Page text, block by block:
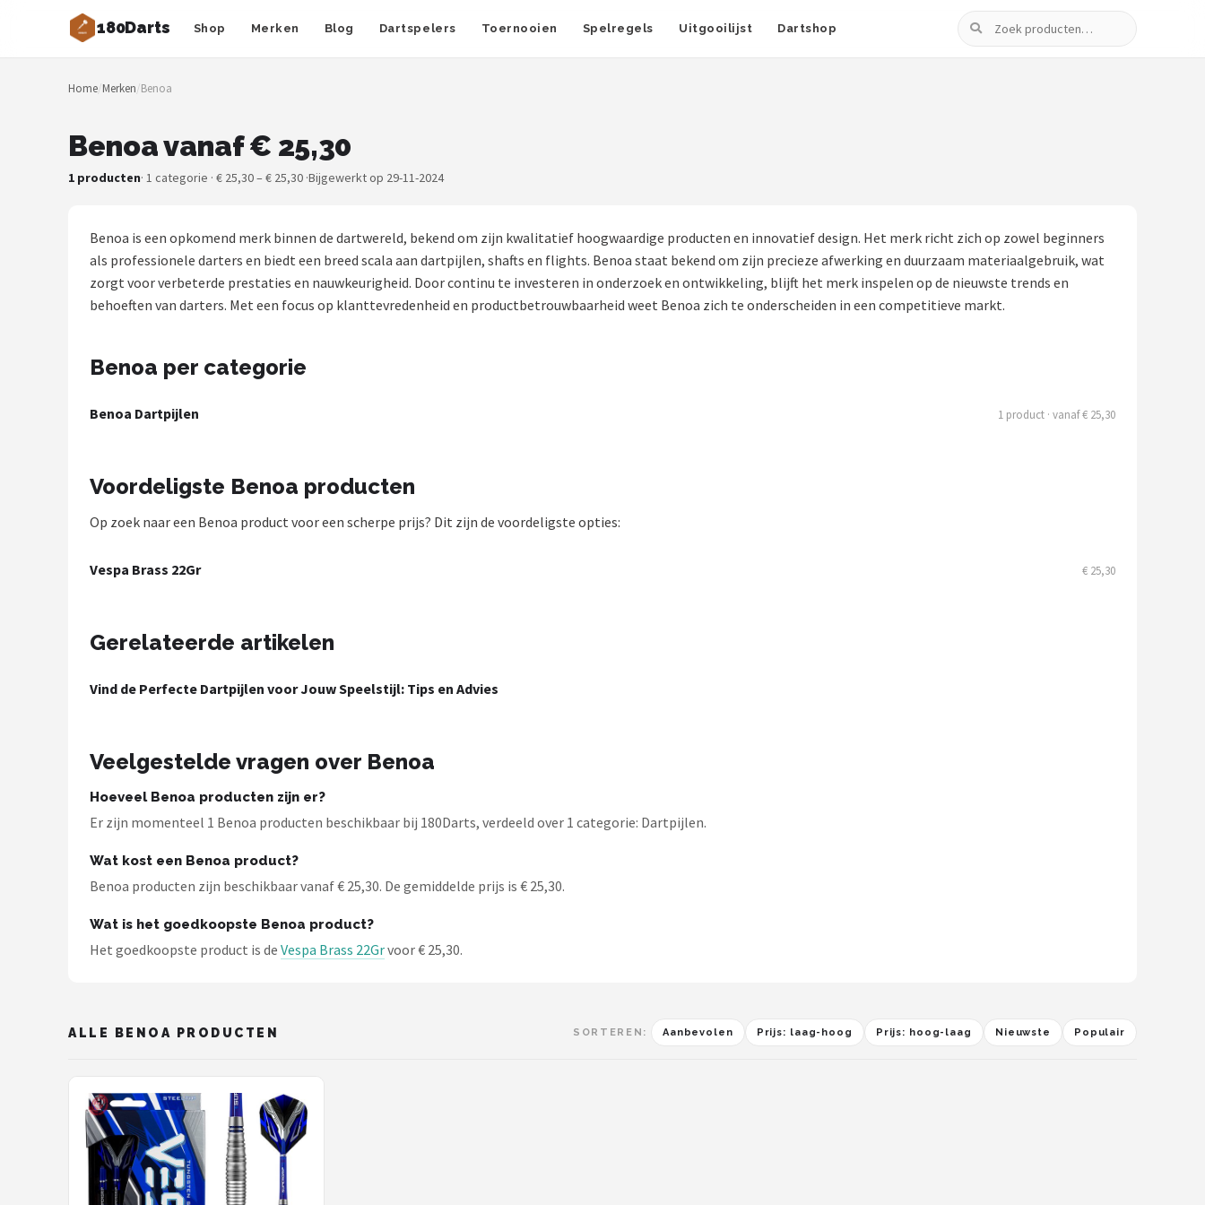
180Darts Shop Merken Blog Dartspelers Toernooien Spelregels Uitgooilijst Dartshop
Zoeken
Zoeken
NAVIGATIE
Merken
Dartspelers
Toernooien
Harrows
Unicorn
Red Dragon
Alle merken →
Home/Merken/Benoa
Benoa vanaf € 25,30
1 producten· 1 categorie · € 25,30 – € 25,30 ·Bijgewerkt op 29-11-2024
Benoa is een opkomend merk binnen de dartwereld, bekend om zijn kwalitatief hoogwaardige producten en innovatief design. Het merk richt zich op zowel beginners
als professionele darters en biedt een breed scala aan dartpijlen, shafts en flights. Benoa staat bekend om zijn precieze afwerking en duurzaam materiaalgebruik, wat
zorgt voor verbeterde prestaties en nauwkeurigheid. Door continu te investeren in onderzoek en ontwikkeling, blijft het merk inspelen op de nieuwste trends en
behoeften van darters. Met een focus op klanttevredenheid en productbetrouwbaarheid weet Benoa zich te onderscheiden in een competitieve markt.
Benoa per categorie
Benoa Dartpijlen 1 product · vanaf € 25,30
Voordeligste Benoa producten
Op zoek naar een Benoa product voor een scherpe prijs? Dit zijn de voordeligste opties:
Vespa Brass 22Gr € 25,30
Gerelateerde artikelen
Vind de Perfecte Dartpijlen voor Jouw Speelstijl: Tips en Advies
Veelgestelde vragen over Benoa
Hoeveel Benoa producten zijn er?
Er zijn momenteel 1 Benoa producten beschikbaar bij 180Darts, verdeeld over 1 categorie: Dartpijlen.
Wat kost een Benoa product?
Benoa producten zijn beschikbaar vanaf € 25,30. De gemiddelde prijs is € 25,30.
Wat is het goedkoopste Benoa product?
Het goedkoopste product is de Vespa Brass 22Grvoor € 25,30.
ALLE BENOA PRODUCTEN SORTEREN: Aanbevolen Prijs: laag-hoog Prijs: hoog-laag Nieuwste Populair